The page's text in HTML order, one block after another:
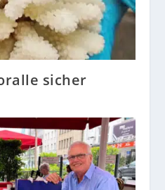
sicher